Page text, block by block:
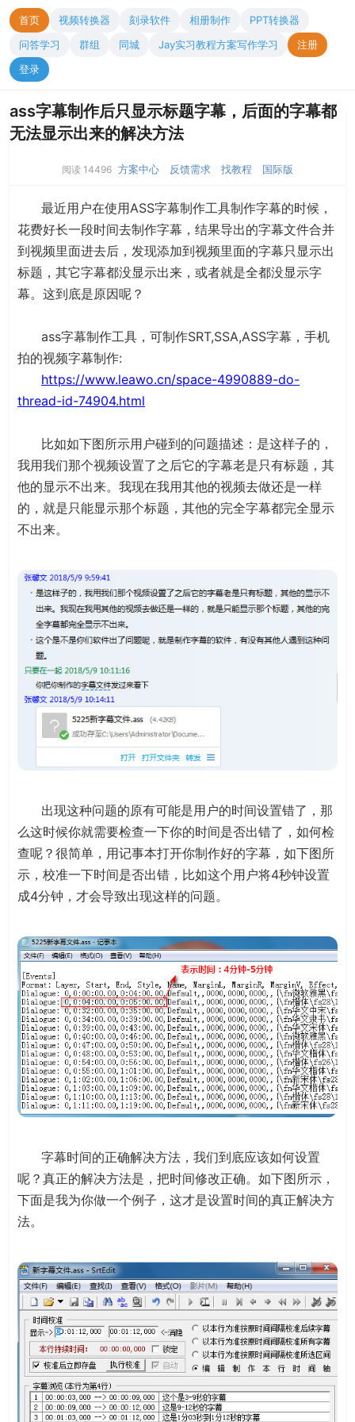
首页 视频转换器 刻录软件 相册制作
PPT转换器
问答学习
群组 同城 Jay实习教程方案写作学习
注册
登录
ass字幕制作后只显示标题字幕，后面的字幕都
无法显示出来的解决方法
阅读 14496 方案中心 反馈需求 找教程 国际版
最近用户在使用ASS字幕制作工具制作字幕的时候，
花费好长一段时间去制作字幕，结果导出的字幕文件合并
到视频里面进去后，发现添加到视频里面的字幕只显示出
标题，其它字幕都没显示出来，或者就是全都没显示字
幕。这到底是原因呢？
ass字幕制作工具，可制作SRT,SSA,ASS字幕，手机
拍的视频字幕制作:
https://www.leawo.cn/space-4990889-do-
thread-id-74904.html
比如如下图所示用户碰到的问题描述：是这样子的，
我用我们那个视频设置了之后它的字幕老是只有标题，其
他的显示不出来。我现在我用其他的视频去做还是一样
的，就是只能显示那个标题，其他的完全字幕都完全显示
不出来。
出现这种问题的原有可能是用户的时间设置错了，那
么这时候你就需要检查一下你的时间是否出错了，如何检
查呢？很简单，用记事本打开你制作好的字幕，如下图所
示，校准一下时间是否出错，比如这个用户将4秒钟设置
成4分钟，才会导致出现这样的问题。
字幕时间的正确解决方法，我们到底应该如何设置
呢？真正的解决方法是，把时间修改正确。如下图所示，
下面是我为你做一个例子，这才是设置时间的真正解决方
法。